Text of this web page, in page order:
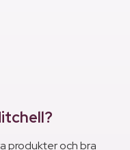
produkter och bra